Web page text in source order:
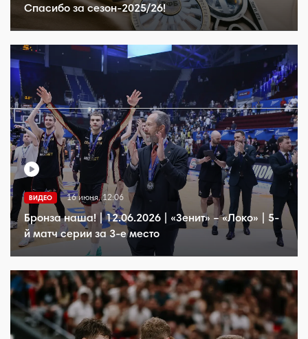
Спасибо за сезон-2025/26!
ВИДЕО 16 июня, 12:06
Бронза наша! | 12.06.2026 | «Зенит» – «Локо» | 5-
й матч серии за 3-е место